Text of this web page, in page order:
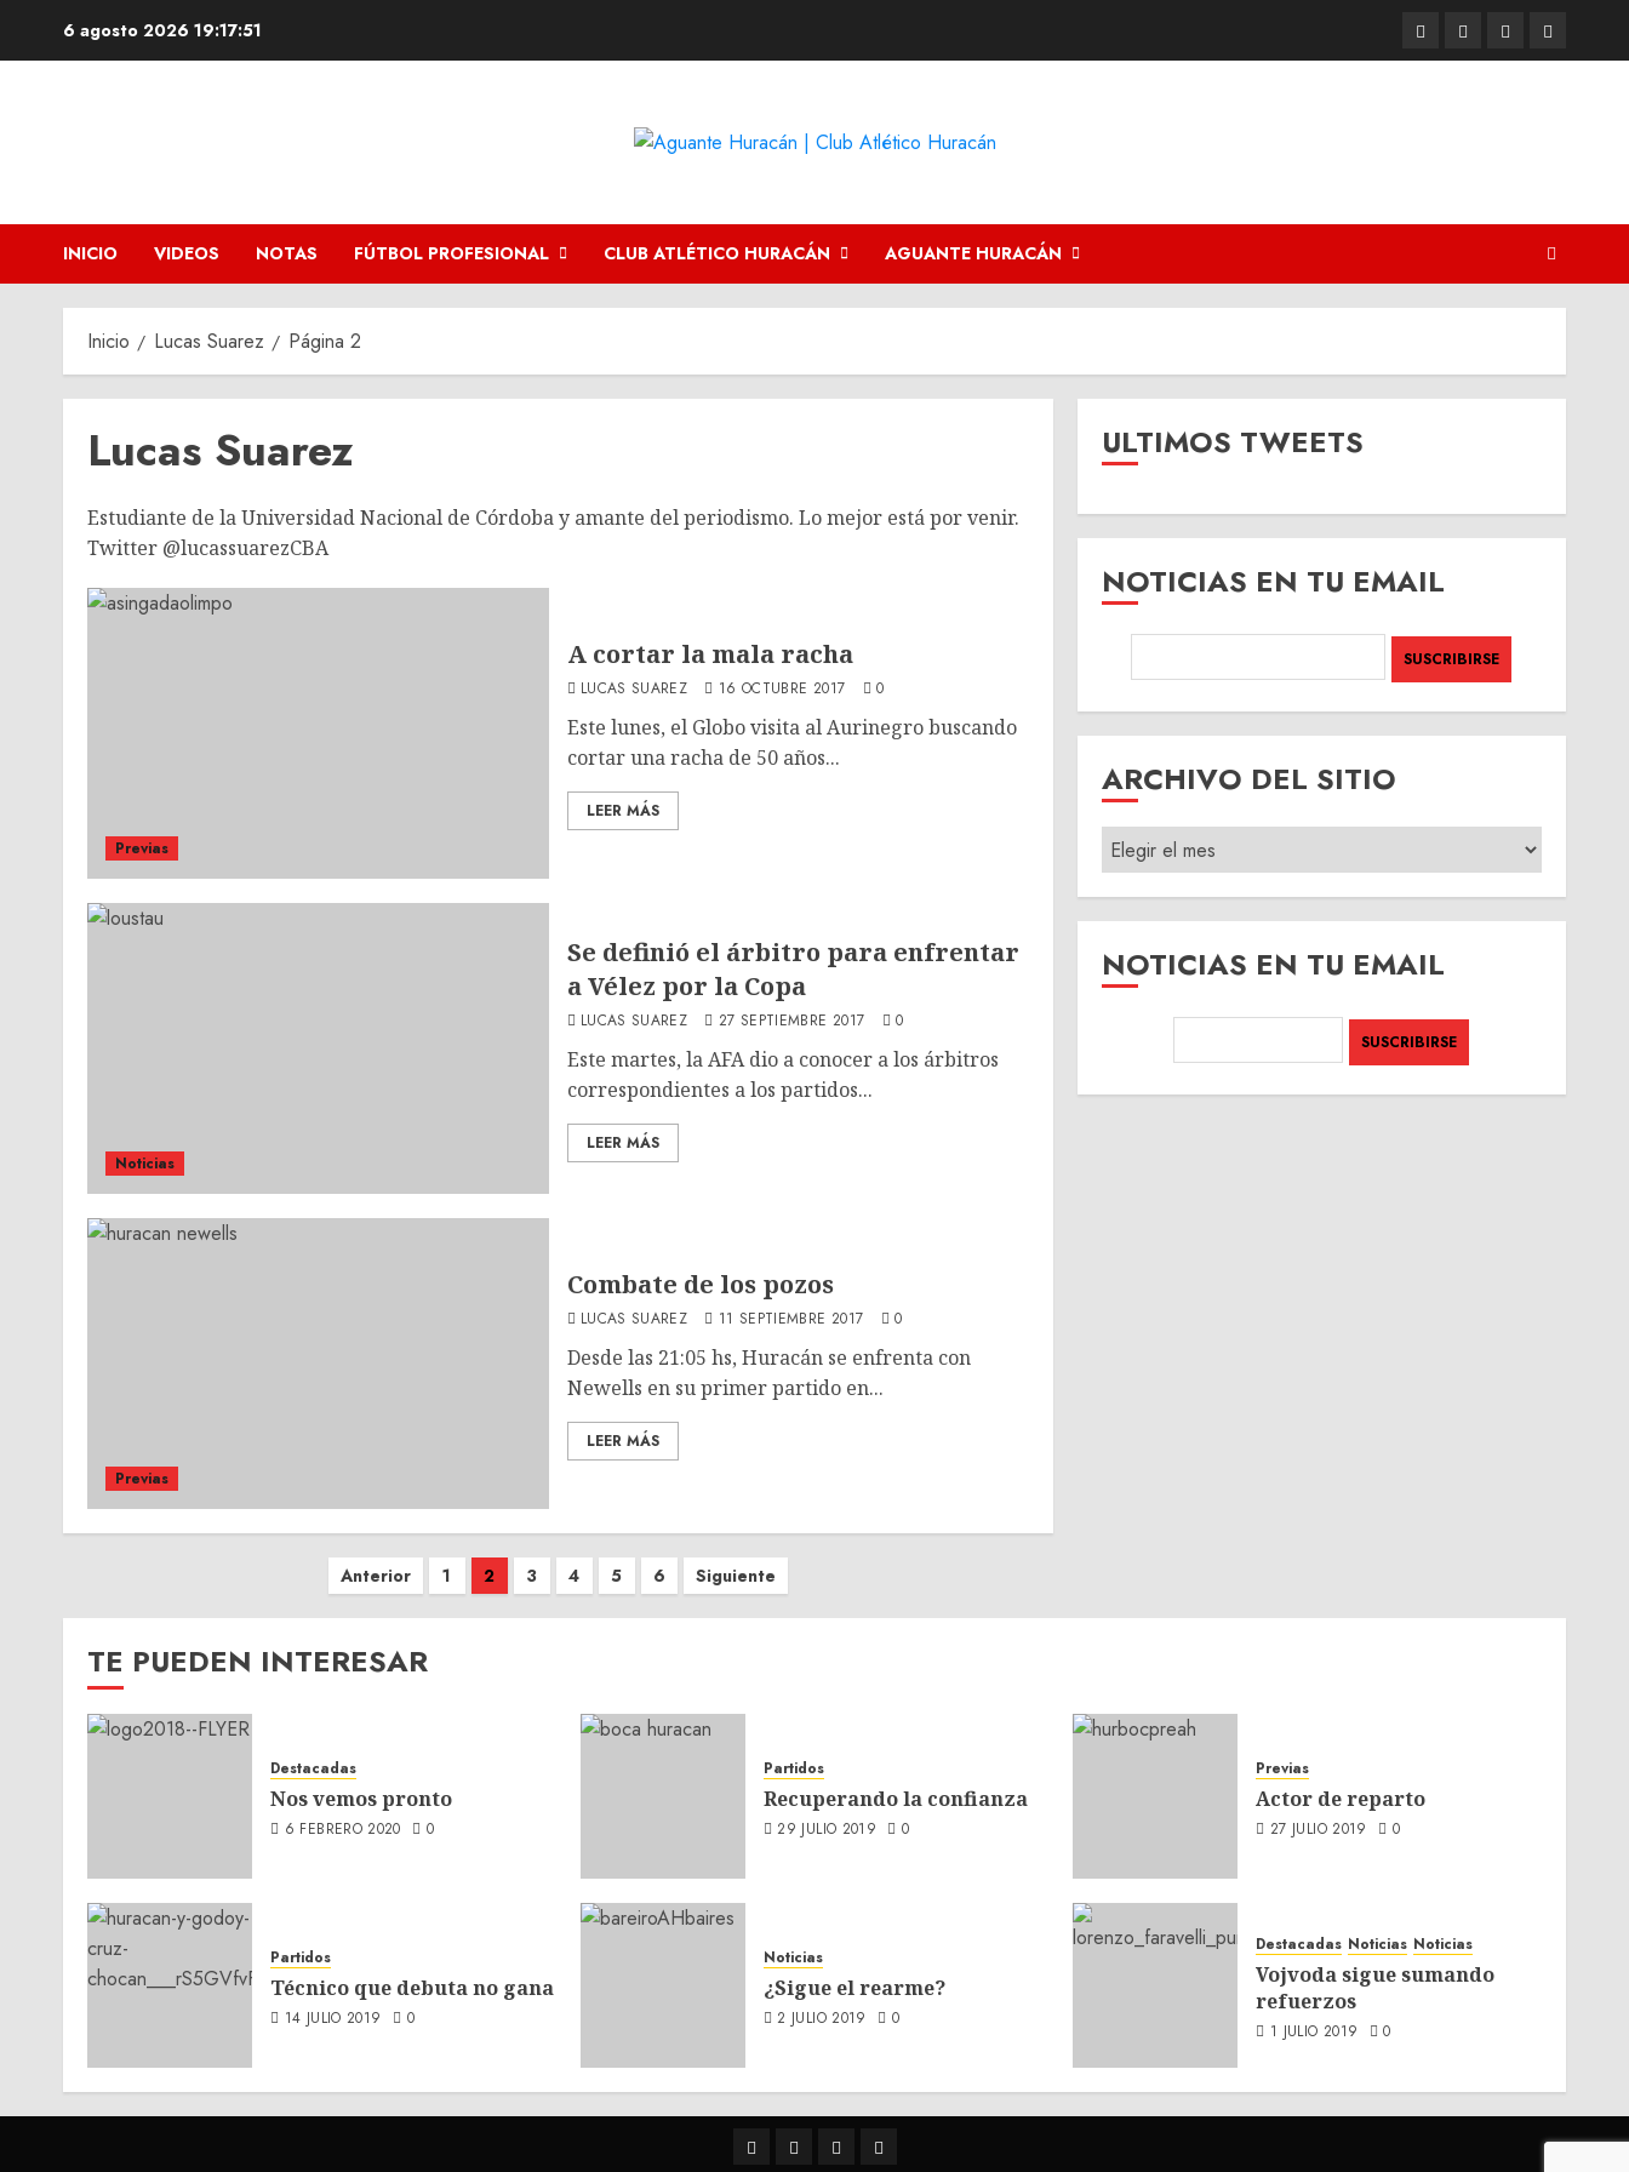
6 agosto 2026 19:17:52 TwitterYoutubeFacebookInstagram
INICIO VIDEOS NOTAS FÚTBOL PROFESIONAL CLUB ATLÉTICO HURACÁN AGUANTE HURACÁN
Inicio Lucas Suarez Página 2
Lucas Suarez
Estudiante de la Universidad Nacional de Córdoba y amante del periodismo. Lo mejor está por venir.
Twitter @lucassuarezCBA
Previas
A cortar la mala racha
LUCAS SUAREZ 16 OCTUBRE 2017 0
Este lunes, el Globo visita al Aurinegro buscando
cortar una racha de 50 años...
LEER MÁS
Noticias
Se definió el árbitro para enfrentar
a Vélez por la Copa
LUCAS SUAREZ 27 SEPTIEMBRE 2017 0
Este martes, la AFA dio a conocer a los árbitros
correspondientes a los partidos...
LEER MÁS
Previas
Combate de los pozos
LUCAS SUAREZ 11 SEPTIEMBRE 2017 0
Desde las 21:05 hs, Huracán se enfrenta con
Newells en su primer partido en...
LEER MÁS
de
entradas
Anterior 1 2 3 4 5 6 Siguiente
ULTIMOS TWEETS
NOTICIAS EN TU EMAIL
ARCHIVO DEL SITIO
ARCHIVO
DEL
SITIO
NOTICIAS EN TU EMAIL
TE PUEDEN INTERESAR
Destacadas
Nos vemos pronto
6 FEBRERO 2020 0
Partidos
Recuperando la confianza
29 JULIO 2019 0
Previas
Actor de reparto
27 JULIO 2019 0
Partidos
Técnico que debuta no gana
14 JULIO 2019 0
Noticias
¿Sigue el rearme?
2 JULIO 2019 0
Destacadas Noticias Noticias
Vojvoda sigue sumando
refuerzos
1 JULIO 2019 0
TwitterYoutubeFacebookInstagram